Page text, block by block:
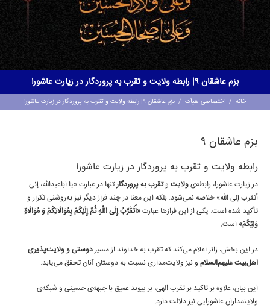
بزم عاشقان ۹| رابطه ولایت و تقرب به پروردگار در زیارت عاشورا
خانه / اختصاصی هیأت / بزم عاشقان ۹| رابطه ولایت و تقرب به پروردگار در زیارت عاشورا
بزم عاشقان ۹
رابطه ولایت و تقرب به پروردگار در زیارت عاشورا
در زیارت عاشورا، رابطه‌یولایت وتقرب به پروردگارتنها در عبارت «یا اباعبدالله، إنی
أتقرب إلى الله» خلاصه نمی‌شود. بلکه این معنا در چند فراز دیگر نیز به‌روشنی تکرار و
تأکید شده است. یکی از این فرازها عبارت«أَتَقَرَّبُ إِلَى اللَّهِ ثُمَّ إِلَيْكُمْ بِمُوَالَاتِكُمْ وَ مُوَالَاةِ
وَلِيِّكُمْ»است.
در این بخش، زائر اعلام می‌کند که تقرب به خداوند از مسیردوستی و ولایت‌پذیری
اهل‌بیت علیهم‌السلام و نیز ولایت‌مداری نسبت به دوستان آنان تحقق می‌یابد.
این بیان، علاوه بر تاکید بر تقرب الهی، بر پیوند عمیق با جبهه‌ی حسینی و شبکه‌ی
ولایتمداران عاشورایی نیز دلالت دارد.